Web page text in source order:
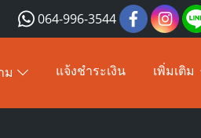
064-996-3544
ม แจ้งชำระเงิน เพิ่มเติม